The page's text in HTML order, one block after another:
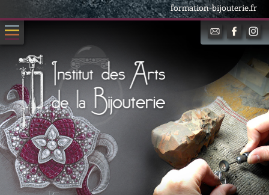
formation-bijouterie.fr